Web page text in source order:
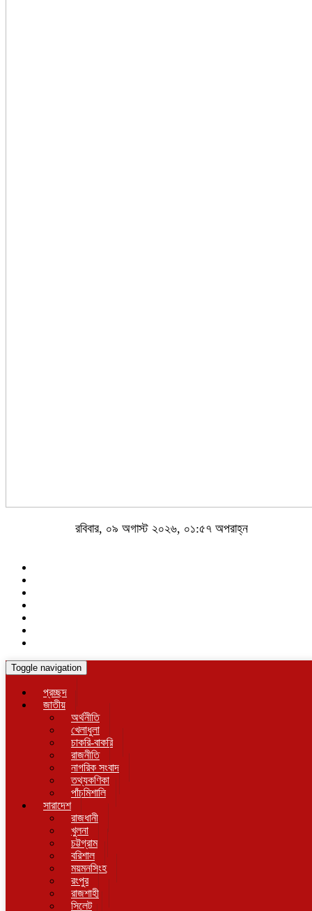
রবিবার, ০৯ অগাস্ট ২০২৬, ০১:৫৭ অপরাহ্ন
Toggle navigation
প্রচ্ছদ
জাতীয়
অর্থনীতি
খেলাধুলা
চাকরি-বাকরি
রাজনীতি
নাগরিক সংবাদ
তথ্যকণিকা
পাঁচমিশালি
সারাদেশ
রাজধানী
খুলনা
চট্টগ্রাম
বরিশাল
ময়মনসিংহ
রংপুর
রাজশাহী
সিলেট